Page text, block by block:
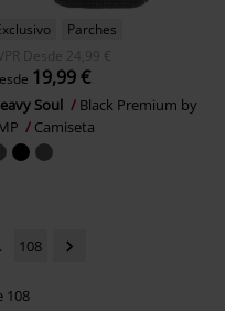
Parches
Desde 24,99 €
19,99 €
Soul
Black Premium by
Camiseta
108
108